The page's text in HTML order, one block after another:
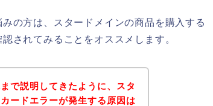
の方は、スタードメインの商品を購入する
されてみることをオススメします。
で説明してきたように、スタ
ードエラーが発生する原因は